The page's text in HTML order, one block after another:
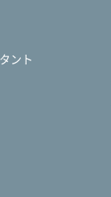
ント